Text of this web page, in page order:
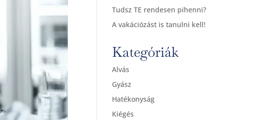
Tudsz TE rendesen pihenni?
A vakációzást is tanulni kell!
Kategóriák
Alvás
Gyász
Hatékonyság
Kiégés